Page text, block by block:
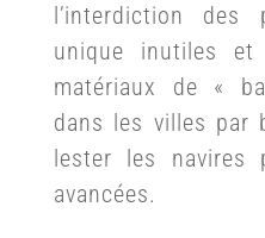
l’interdiction
unique inutiles
matériaux de «
dans les villes par
lester les
avancées.